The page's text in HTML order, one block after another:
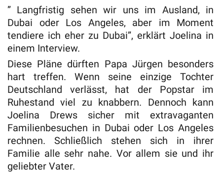
” Langfristig sehen wir uns im Ausland, in
Dubai oder Los Angeles, aber im Moment
tendiere ich eher zu Dubai”, erklärt Joelina in
einem Interview.
Diese Pläne dürften Papa Jürgen besonders
hart treffen. Wenn seine einzige Tochter
Deutschland verlässt, hat der Popstar im
Ruhestand viel zu knabbern. Dennoch kann
Joelina Drews sicher mit extravaganten
Familienbesuchen in Dubai oder Los Angeles
rechnen. Schließlich stehen sich in ihrer
Familie alle sehr nahe. Vor allem sie und ihr
geliebter Vater.